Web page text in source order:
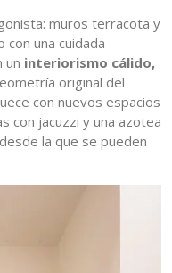
muros terracota y
una cuidada
un interiorismo cálido,
original del
con nuevos espacios
con jacuzzi y una azotea
la que se pueden